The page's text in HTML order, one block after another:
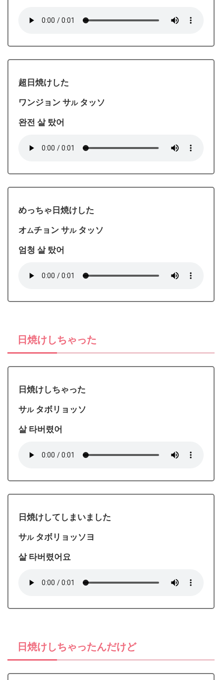
超日焼けした
ワンジョン サルタッソ
완전 살 탔어
めっちゃ日焼けした
オムチョン サルタッソ
엄청 살 탔어
日焼けしちゃった
日焼けしちゃった
サルタボリョッソ
살 타버렸어
日焼けしてしまいました
サルタボリョッソヨ
살 타버렸어요
日焼けしちゃったんだけど